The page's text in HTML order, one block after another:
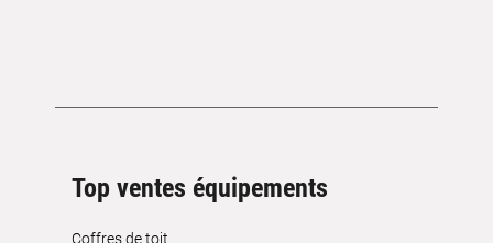
Top ventes équipements
Coffres de toit